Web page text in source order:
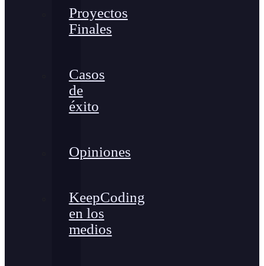
Proyectos
Finales
Casos
de
éxito
Opiniones
KeepCoding
en los
medios